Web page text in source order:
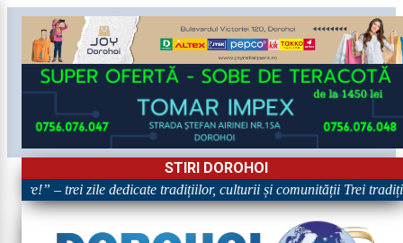
STIRI DOROHOI
– trei zile dedicate tradițiilor, culturii și comunității Trei